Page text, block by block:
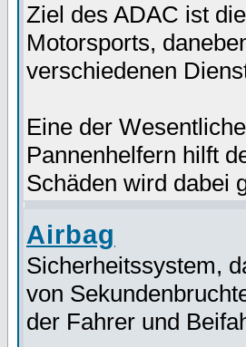
Ziel des ADAC ist
Motorsports,
verschiedenen
Eine der
Pannenhelfern hilft
Schäden wird dabei
Airbag
Sicherheitssystem,
von
der Fahrer und